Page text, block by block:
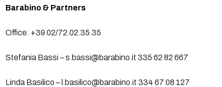
Barabino & Partners
Office: +39 02/72.02.35.35
Stefania Bassi – s.bassi@barabino.it 335 62 82 667
Linda Basilico – l.basilico@barabino.it 334 67 08 127